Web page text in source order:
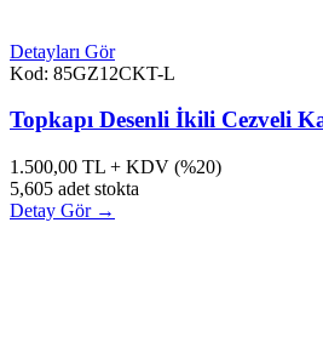
Detayları Gör
Kod: 85GZ12CKT-L
Topkapı Desenli İkili Cezveli
1.500,00 TL + KDV (%20)
5,605 adet stokta
Detay Gör →